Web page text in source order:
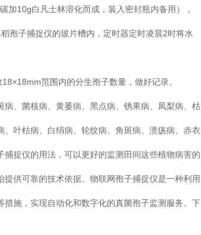
加10g白凡士林溶化而成，装入密封瓶内备用），
孢子捕捉仪的玻片槽内，定时器定时凌晨2时将水
范围内的分生孢子数量，做好记录。
、菌核病、黄萎病、黑点病、锈果病、凤梨病、枯
叶枯病、白绢病、轮纹病、角斑病、溃疡病、赤衣
捉仪的用法，可以更好的监测田间这些植物病害的
供可靠的技术依据。物联网孢子捕捉仪是一种利用
施，实现自动化和数字化的真菌孢子监测服务。下